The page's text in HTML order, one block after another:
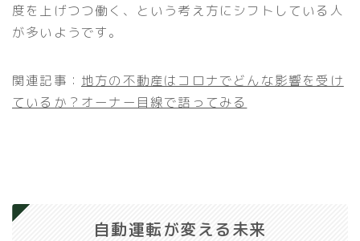
度を上げつつ働く、という考え方にシフトしている人
が多いようです。
関連記事： 地方の不動産はコロナでどんな影響を受け
ているか？オーナー目線で語ってみる
自動運転が変える未来